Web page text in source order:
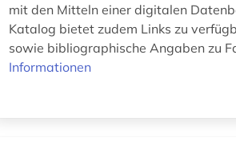
mit den Mitteln einer digitalen
Katalog bietet zudem Links zu
sowie bibliographische Angaben zu
Informationen